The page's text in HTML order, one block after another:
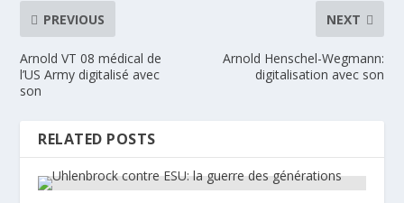
PREVIOUS
Arnold VT 08 médical de
l’US Army digitalisé avec
son
NEXT
Arnold Henschel-Wegmann:
digitalisation avec son
RELATED POSTS